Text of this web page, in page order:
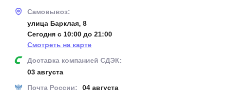
Самовывоз:
улица Барклая, 8
Сегодня с 10:00 до 21:00
Смотреть на карте
Доставка компанией СДЭК:
03 августа
Почта России:
04 августа